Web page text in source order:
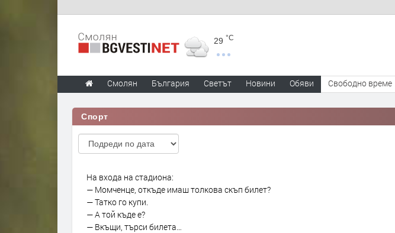
29 °C
Смолян България Светът Новини Обяви Свободно време
Спорт
На входа на стадиона:
— Момченце, откъде имаш толкова скъп билет?
— Татко го купи.
— А той къде е?
— Вкъщи, търси билета…